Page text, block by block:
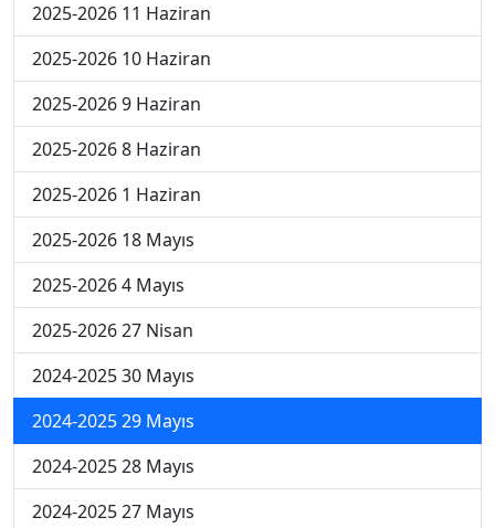
2025-2026 11 Haziran
2025-2026 10 Haziran
2025-2026 9 Haziran
2025-2026 8 Haziran
2025-2026 1 Haziran
2025-2026 18 Mayıs
2025-2026 4 Mayıs
2025-2026 27 Nisan
2024-2025 30 Mayıs
2024-2025 29 Mayıs
2024-2025 28 Mayıs
2024-2025 27 Mayıs